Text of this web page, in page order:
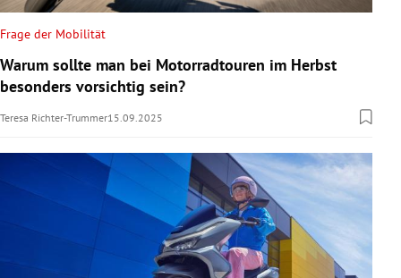
Frage der Mobilität
Warum sollte man bei Motorradtouren im Herbst
besonders vorsichtig sein?
Teresa Richter-Trummer15.09.2025